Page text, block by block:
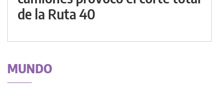
de la Ruta 40
MUNDO